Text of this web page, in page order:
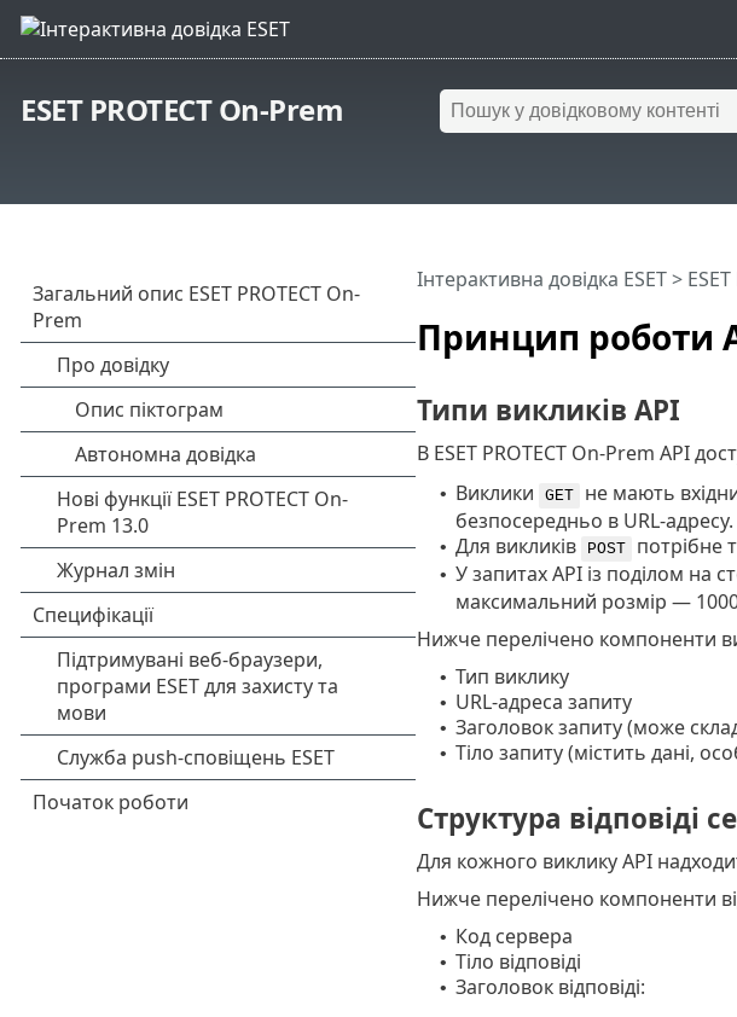
ESET PROTECT On-Prem
Принцип роботи
Інтерактивна довідка ESET>
Типи викликів API
В ESET PROTECT On-Prem API
• Виклики GET
не мають
безпосередньо в URL-
• Для викликів POST потрібне
• У запитах API із поділом на
максимальний розмір —
Нижче перелічено компоненти
• Тип виклику
• URL-адреса запиту
• Заголовок запиту (може
• Тіло запиту (містить дані,
Структура відповіді
Для кожного виклику API
Нижче перелічено компоненти
• Код сервера
• Тіло відповіді
• Заголовок відповіді: